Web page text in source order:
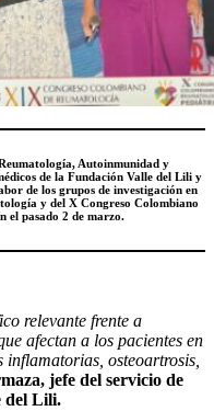
Autoinmunidad y
de la Fundación Valle del Lili y
de los grupos de investigación en
y del X Congreso Colombiano
el pasado 2 de marzo.
relevante frente a
afectan a los pacientes en
osteoartrosis,
jefe del servicio de
del Lili.